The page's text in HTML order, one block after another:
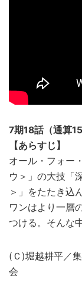
7期18話（通算
【あらすじ】
オール・フォー
ウ＞」の大技「
＞」をたたき込
ワンはより一層
つける。そんな
(Ｃ)堀越耕平／
会